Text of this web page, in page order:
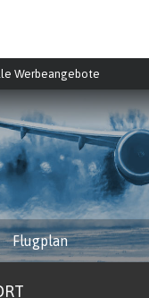
Werbeangebote
Flugplan